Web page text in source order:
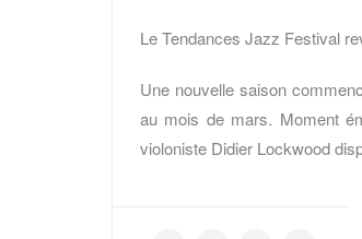
Le Tendances Jazz Festival
Une nouvelle saison
au mois de mars. Moment
violoniste Didier Lockwood